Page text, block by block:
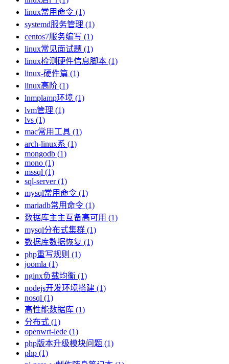
linux常用命令 (1)
systemd服务管理 (1)
centos7服务编写 (1)
linux常见面试题 (1)
linux检测硬件信息脚本 (1)
linux-硬件篇 (1)
linux高阶 (1)
lnmplamp环境 (1)
lvm管理 (1)
lvs (1)
mac常用工具 (1)
arch-linux系 (1)
mongodb (1)
mono (1)
mssql (1)
sql-server (1)
mysql常用命令 (1)
mariadb常用命令 (1)
数据库主主互备高可用 (1)
mysql分布式集群 (1)
数据库数据恢复 (1)
php重写规则 (1)
joomla (1)
nginx负载均衡 (1)
nodejs开发环境搭建 (1)
nosql (1)
高性能数据库 (1)
分布式 (1)
openwrt-lede (1)
php版本升级模块问题 (1)
php (1)